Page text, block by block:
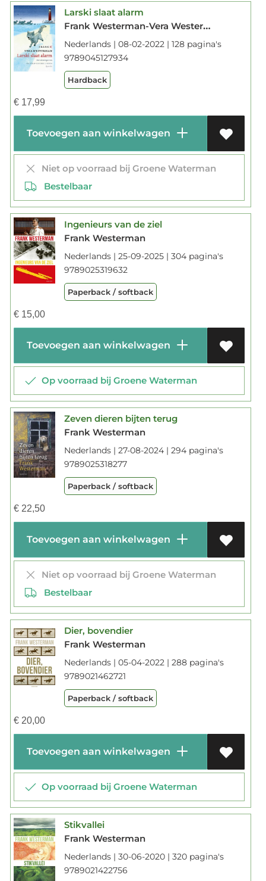
Larski slaat alarm
Frank Westerman-Vera Westerman
Nederlands | 08-02-2022 | 128 pagina's
9789045127934
Hardback
€17,99
Toevoegen aan winkelwagen
Niet op voorraad bij Groene Waterman
Bestelbaar
Ingenieurs van de ziel
Frank Westerman
Nederlands | 25-09-2025 | 304 pagina's
9789025319632
Paperback / softback
€15,00
Toevoegen aan winkelwagen
Op voorraad bij Groene Waterman
Zeven dieren bijten terug
Frank Westerman
Nederlands | 27-08-2024 | 294 pagina's
9789025318277
Paperback / softback
€22,50
Toevoegen aan winkelwagen
Niet op voorraad bij Groene Waterman
Bestelbaar
Dier, bovendier
Frank Westerman
Nederlands | 05-04-2022 | 288 pagina's
9789021462721
Paperback / softback
€20,00
Toevoegen aan winkelwagen
Op voorraad bij Groene Waterman
Stikvallei
Frank Westerman
Nederlands | 30-06-2020 | 320 pagina's
9789021422756